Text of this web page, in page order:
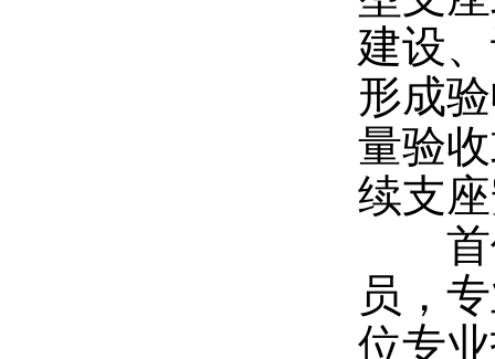
建设
形成
量验
续支
首件
员，
位专